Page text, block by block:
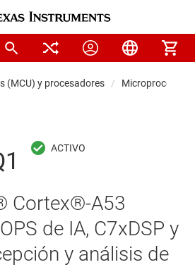
(MCU) y procesadores
Cortex®-A53
de IA, C7xDSP y
y análisis de